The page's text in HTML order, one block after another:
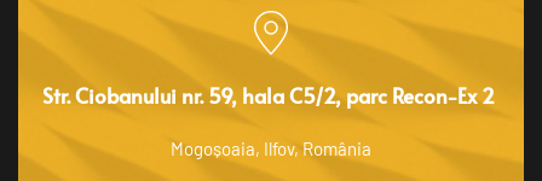
Str. Ciobanului nr. 59, hala C5/2, parc Recon-Ex 2
Mogoșoaia, Ilfov, România